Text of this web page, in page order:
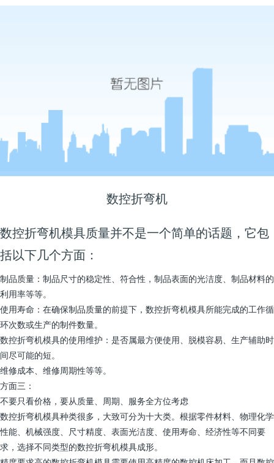
数控折弯机
数控折弯机模具质量并不是一个简单的话题，它包
括以下几个方面：
制品质量：制品尺寸的稳定性、符合性，制品表面的光洁度、制品材料的
利用率等等。
使用寿命：在确保制品质量的前提下，数控折弯机模具所能完成的工作循
环次数或生产的制件数量。
数控折弯机模具的使用维护：是否属最方便使用、脱模容易、生产辅助时
间尽可能的短。
维修成本、维修周期性等等。
方面三：
不要只看价格，要从质量、周期、服务全方位考虑
数控折弯机模具种类很多，大致可分为十大类。根据零件材料、物理化学
性能、机械强度、尺寸精度、表面光洁度、使用寿命、经济性等不同要
求，选择不同类型的数控折弯机模具成形。